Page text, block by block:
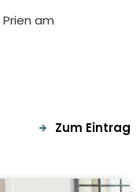
Prien am
Zum Eintrag